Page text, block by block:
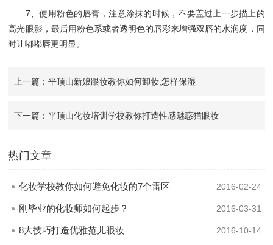
7、使用粉色的唇膏，注意涂抹的时候，不要盖过上一步描上的
高光眼影，最后用粉色系或者透明色的唇彩来增强双唇的水润度，同
时让嘟嘟唇更明显。
上一篇：平顶山新娘跟妆教你如何卸妆,怎样保湿
下一篇：平顶山化妆培训学校教你打造性感魅惑猫眼妆
热门文章
化妆学校教你如何避免化妆的7个雷区 2016-02-24
刚毕业的化妆师如何起步？ 2016-03-31
8大技巧打造优雅范儿眼妆 2016-10-14